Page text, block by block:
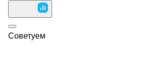
Советуем